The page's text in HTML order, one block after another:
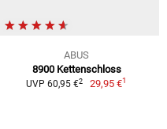
ABUS
8900 Kettenschloss
UVP 60,95 €2 29,95 €1